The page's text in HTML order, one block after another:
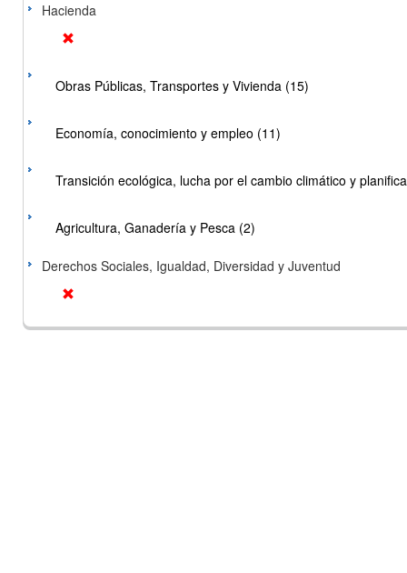
Hacienda
Obras Públicas, Transportes y Vivienda (15)
Economía, conocimiento y empleo (11)
Transición ecológica, lucha por el cambio climático y
Agricultura, Ganadería y Pesca (2)
Derechos Sociales, Igualdad, Diversidad y Juventud